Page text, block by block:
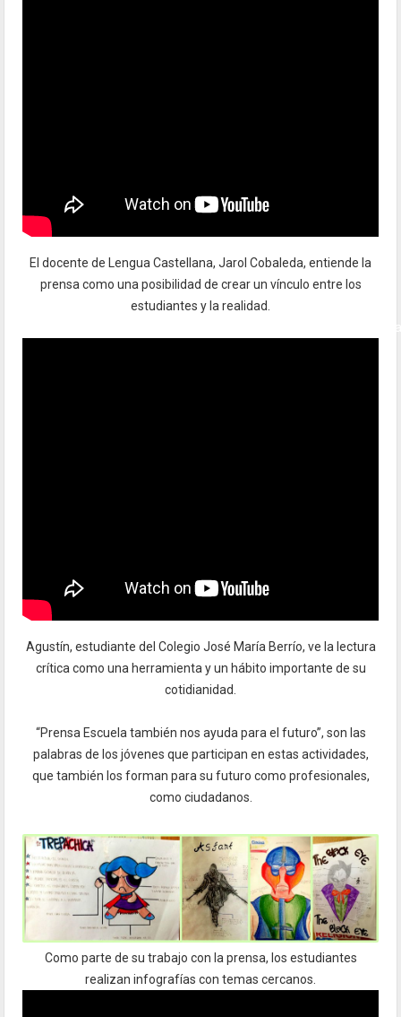
El docente de Lengua Castellana, Jarol Cobaleda, entiende la
prensa como una posibilidad de crear un vínculo entre los
estudiantes y la realidad.
Agustín, estudiante del Colegio José María Berrío, ve la lectura
crítica como una herramienta y un hábito importante de su
cotidianidad.
“Prensa Escuela también nos ayuda para el futuro”, son las
palabras de los jóvenes que participan en estas actividades,
que también los forman para su futuro como profesionales,
como ciudadanos.
Como parte de su trabajo con la prensa, los estudiantes
realizan infografías con temas cercanos.